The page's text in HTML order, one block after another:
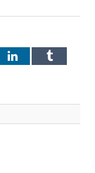
LinkedInTumblr